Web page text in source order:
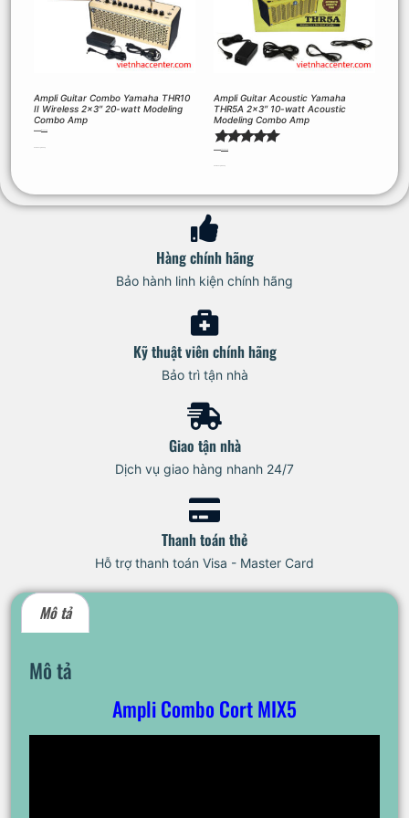
Ampli Guitar Combo Yamaha THR10
II Wireless 2×3″ 20-watt Modeling
Combo Amp
Ampli Guitar Acoustic Yamaha
THR5A 2×3″ 10-watt Acoustic
Modeling Combo Amp
Được xếp
hạng
Hàng chính hãng
Bảo hành linh kiện chính hãng
Kỹ thuật viên chính hãng
Bảo trì tận nhà
Giao tận nhà
Dịch vụ giao hàng nhanh 24/7
Thanh toán thẻ
Hỗ trợ thanh toán Visa - Master Card
Mô tả
Mô tả
Ampli Combo Cort MIX5